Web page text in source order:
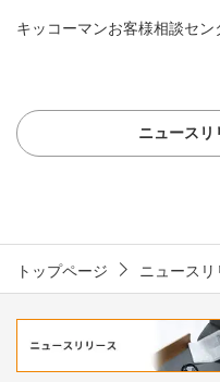
キッコーマンお客様相談セ
ニュースリ
トップページ ニュースリ